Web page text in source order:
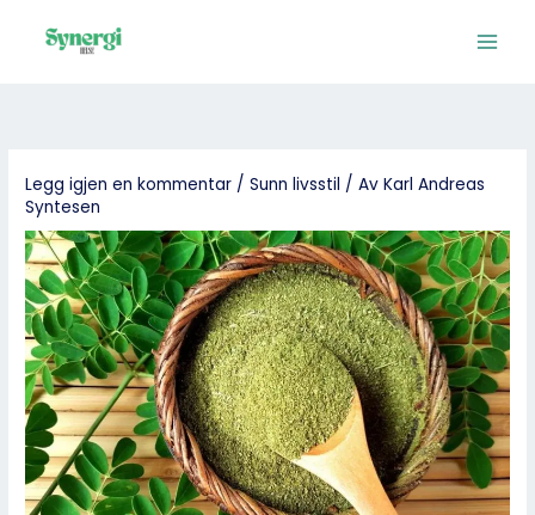
Legg igjen en kommentar /Sunn livsstil / Av Karl Andreas
Syntesen